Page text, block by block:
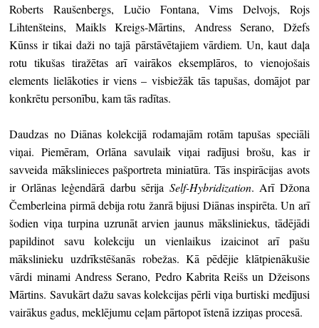
Roberts Raušenbergs, Lučio Fontana, Vims Delvojs, Rojs
Lihtenšteins, Maikls Kreigs-Mārtins, Andress Serano, Džefs
Kūnss ir tikai daži no tajā pārstāvētajiem vārdiem. Un, kaut daļa
rotu tikušas tiražētas arī vairākos eksemplāros, to vienojošais
elements lielākoties ir viens – visbiežāk tās tapušas, domājot par
konkrētu personību, kam tās radītas.
Daudzas no Diānas kolekcijā rodamajām rotām tapušas speciāli
viņai. Piemēram, Orlāna savulaik viņai radījusi brošu, kas ir
savveida mākslinieces pašportreta miniatūra. Tās inspirācijas avots
ir Orlānas leģendārā darbu sērija Self-Hybridization. Arī Džona
Čemberleina pirmā debija rotu žanrā bijusi Diānas inspirēta. Un arī
šodien viņa turpina uzrunāt arvien jaunus māksliniekus, tādējādi
papildinot savu kolekciju un vienlaikus izaicinot arī pašu
mākslinieku uzdrīkstēšanās robežas. Kā pēdējie klātpienākušie
vārdi minami Andress Serano, Pedro Kabrita Reišs un Džeisons
Mārtins. Savukārt dažu savas kolekcijas pērli viņa burtiski medījusi
vairākus gadus, meklējumu ceļam pārtopot īstenā izziņas procesā.